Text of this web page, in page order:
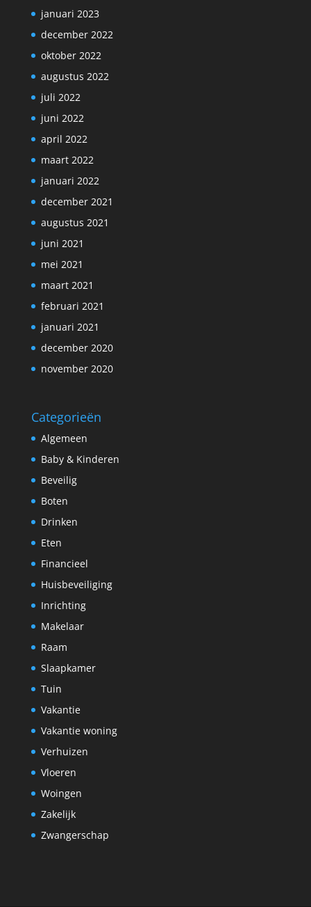
januari 2023
december 2022
oktober 2022
augustus 2022
juli 2022
juni 2022
april 2022
maart 2022
januari 2022
december 2021
augustus 2021
juni 2021
mei 2021
maart 2021
februari 2021
januari 2021
december 2020
november 2020
Categorieën
Algemeen
Baby & Kinderen
Beveilig
Boten
Drinken
Eten
Financieel
Huisbeveiliging
Inrichting
Makelaar
Raam
Slaapkamer
Tuin
Vakantie
Vakantie woning
Verhuizen
Vloeren
Woingen
Zakelijk
Zwangerschap